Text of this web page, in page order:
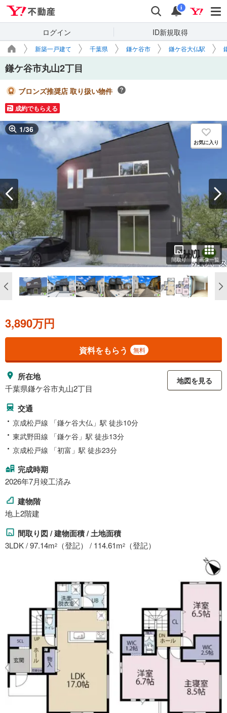
検索 通知
i
ログイン ID新規取得
新築一戸建て 千葉県 鎌ケ谷市 鎌ケ谷大仏駅
鎌ケ谷市丸山2丁目
ブロンズ推奨店 取り扱い物件
成約でもらえる
1/36
お気に入り
間取り 画像一覧
3,890万円
資料をもらう 無料
所在地
千葉県鎌ケ谷市丸山2丁目
地図を見る
交通
京成松戸線 「鎌ケ谷大仏」駅 徒歩10分
東武野田線 「鎌ケ谷」駅 徒歩13分
京成松戸線 「初富」駅 徒歩23分
完成時期
2026年7月竣工済み
建物階
地上2階建
間取り図 / 建物面積 / 土地面積
3LDK / 97.14m2 （登記） / 114.61m2 （登記）